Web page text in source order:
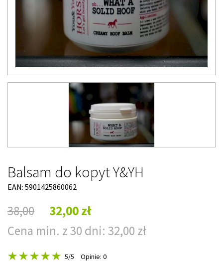
Balsam do kopyt Y&YH
EAN: 5901425860062
38,00
32,00 zł
Cena min. z 30 dni: 32,00 zł
5/5 Opinie: 0